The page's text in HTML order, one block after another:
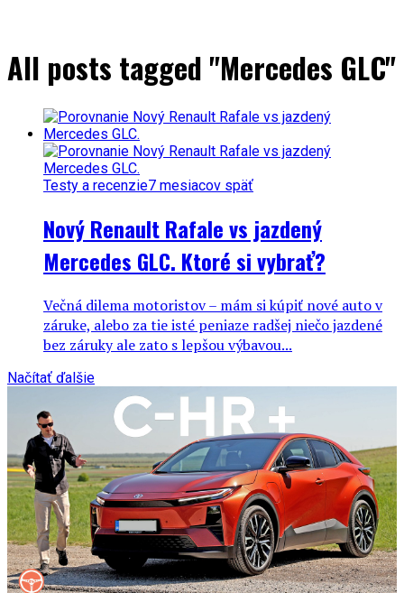
All posts tagged "Mercedes GLC"
Testy a recenzie7 mesiacov späť
Nový Renault Rafale vs jazdený
Mercedes GLC. Ktoré si vybrať?
Večná dilema motoristov – mám si kúpiť nové auto v
záruke, alebo za tie isté peniaze radšej niečo jazdené
bez záruky ale zato s lepšou výbavou...
Načítať ďalšie